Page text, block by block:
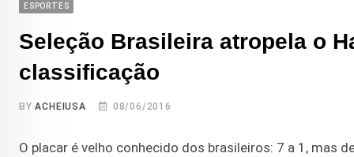
ESPORTES
Seleção Brasileira atropela o
classificação
BYACHEIUSA 08/06/2016
O placar é velho conhecido dos brasileiros: 7 a 1, mas